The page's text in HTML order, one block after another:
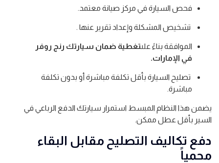
فحص السيارة في مركز صيانة معتمد.
تشخيص المشكلة وإعداد تقرير عنها .
الموافقة بناءً علىتغطية ضمان سيارتك رنج روفر
في الإمارات.
تصليح السيارة بأقل تكلفة مباشرة أو بدون تكلفة
مباشرة.
يضمن هذا النظام المبسط استمرار سيارتك الدفع الرباعي في
السير بأقل عطل ممكن.
دفع تكاليف التصليح مقابل البقاء
محمياً